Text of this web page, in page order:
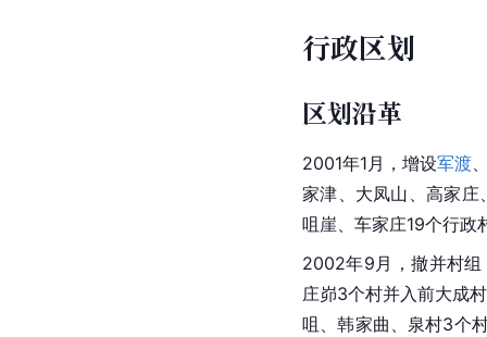
行政区划
区划沿革
2001年1月，增设军渡
家津、大凤山、高家庄
咀崖、车家庄19个行政
2002年9月，撤并村
庄峁3个村并入前大成
咀、韩家曲、泉村3个